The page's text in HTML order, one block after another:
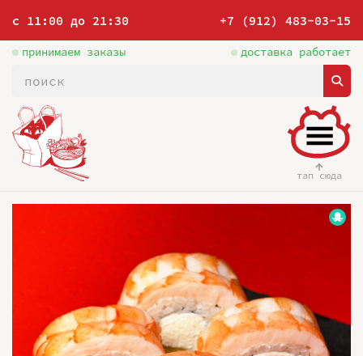
с 11:00 до 21:30 +7 (912) 483-03-15
принимаем заказы доставка работает
тап сюда